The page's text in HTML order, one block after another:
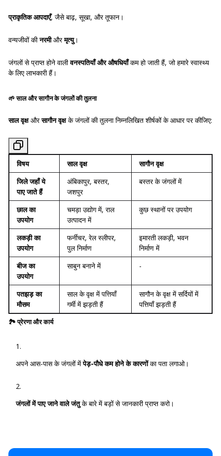
प्राकृतिक आपदाएँ, जैसे बाढ़, सूखा, और तूफान।
वन्यजीवों कीनरमीऔरमृत्यु।
जंगलों से प्राप्त होने वालीवनस्पतियाँ और औषधियाँकम हो जाती हैं, जो हमारे स्वास्थ्य
के लिए लाभकारी हैं।
🌱साल और सागौन के जंगलों की तुलना
साल वृक्षऔरसागौन वृक्षके जंगलों की तुलना निम्नलिखित शीर्षकों के आधार पर कीजिए:
विषय साल वृक्ष
सागौन वृक्ष
जिले जहाँ ये
पाए जाते हैं
अंबिकापुर, बस्तर,
जशपुर
बस्तर के जंगलों में
छाल का
उपयोग
चमड़ा उद्योग में, राल
उत्पादन में
कुछ स्थानों पर उपयोग
लकड़ी का
उपयोग
फर्नीचर, रेल स्लीपर,
पुल निर्माण
इमारती लकड़ी, भवन
निर्माण में
बीज का
उपयोग
साबुन बनाने में -
पतझड़ का
मौसम
साल के वृक्ष में पत्तियाँ
गर्मी में झड़ती हैं
सागौन के वृक्ष में सर्दियों में
पत्तियाँ झड़ती हैं
🏞️प्रेरणा और कार्य
अपने आस-पास के जंगलों मेंपेड़-पौधे कम होने के कारणोंका पता लगाओ।
जंगलों में पाए जाने वाले जंतुके बारे में बड़ों से जानकारी प्राप्त करो।